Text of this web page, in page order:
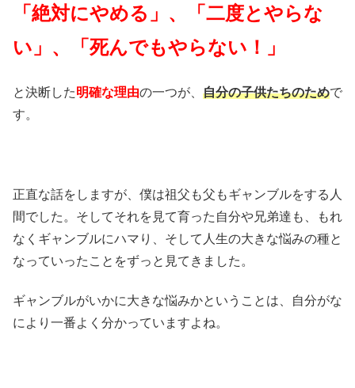
「絶対にやめる」、「二度とやらな
い」、「死んでもやらない！」
と決断した明確な理由の一つが、 自分の子供たちのためで
す。
正直な話をしますが、僕は祖父も父もギャンブルをする人
間でした。そしてそれを見て育った自分や兄弟達も、もれ
なくギャンブルにハマり、そして人生の大きな悩みの種と
なっていったことをずっと見てきました。
ギャンブルがいかに大きな悩みかということは、自分がな
により一番よく分かっていますよね。